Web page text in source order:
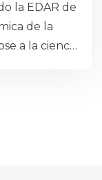
la EDAR de
de la
a la ciencia